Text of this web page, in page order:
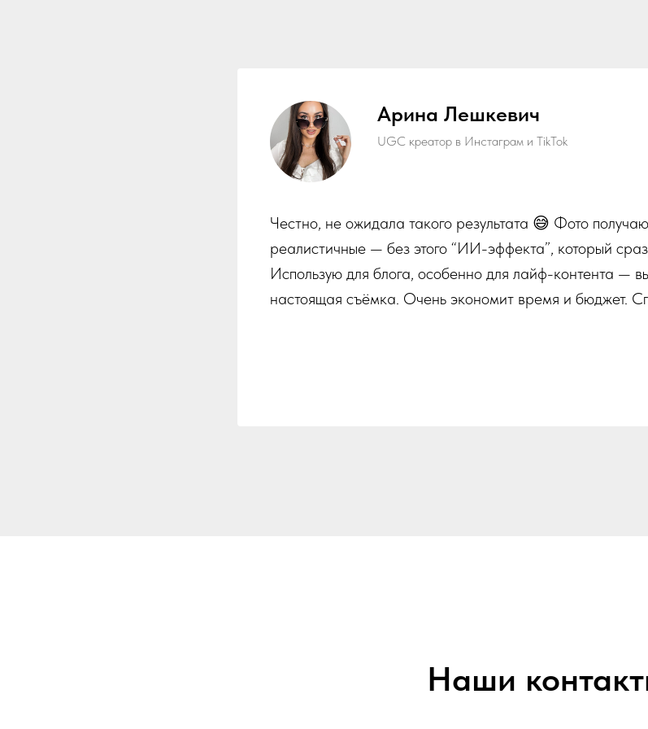
Арина Лешкевич
UGC креатор в Инстаграм и TikTok
Честно, не ожидала такого результата 😅 Фото
реалистичные — без этого “ИИ-эффекта”, который
Использую для блога, особенно для лайф-контента —
настоящая съёмка. Очень экономит время и бюджет.
Наши